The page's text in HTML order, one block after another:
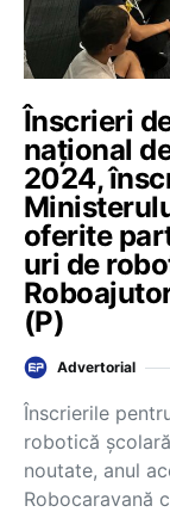
Înscrieri
național
2024,
oferite
uri de
(P)
Advertorial
Înscrierile
robotică
noutate, anul
Robocaravană